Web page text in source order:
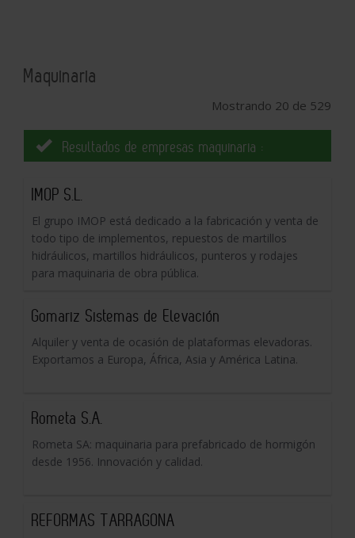
Maquinaria
Mostrando 20 de 529
Resultados de empresas maquinaria :
IMOP S.L.
El grupo IMOP está dedicado a la fabricación y venta de
todo tipo de implementos, repuestos de martillos
hidráulicos, martillos hidráulicos, punteros y rodajes
para maquinaria de obra pública.
Gomariz Sistemas de Elevación
Alquiler y venta de ocasión de plataformas elevadoras.
Exportamos a Europa, África, Asia y América Latina.
Rometa S.A.
Rometa SA: maquinaria para prefabricado de hormigón
desde 1956. Innovación y calidad.
REFORMAS TARRAGONA